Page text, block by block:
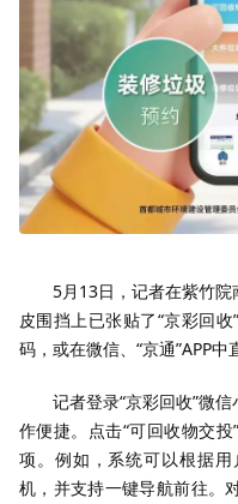
5月13日，记者在紫竹
皮围挡上已张贴了“京彩回
码，或在微信、“京通”APP中
记者登录“京彩回收”微
作便捷。点击“可回收物交
项。例如，系统可以根据
机，并支持一键导航前往。